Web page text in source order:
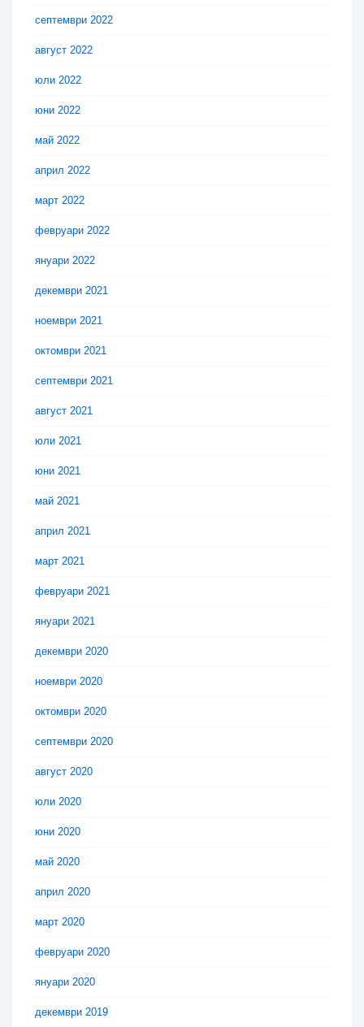
септември 2022
август 2022
юли 2022
юни 2022
май 2022
април 2022
март 2022
февруари 2022
януари 2022
декември 2021
ноември 2021
октомври 2021
септември 2021
август 2021
юли 2021
юни 2021
май 2021
април 2021
март 2021
февруари 2021
януари 2021
декември 2020
ноември 2020
октомври 2020
септември 2020
август 2020
юли 2020
юни 2020
май 2020
април 2020
март 2020
февруари 2020
януари 2020
декември 2019